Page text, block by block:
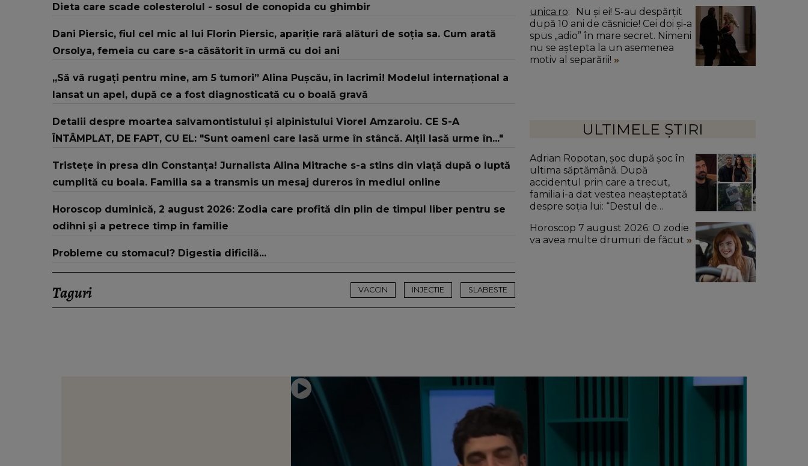
Dieta care scade colesterolul - sosul de conopida cu ghimbir
Dani Piersic, fiul cel mic al lui Florin Piersic, apariție rară alături de soția sa. Cum arată
Orsolya, femeia cu care s-a căsătorit în urmă cu doi ani
„Să vă rugați pentru mine, am 5 tumori” Alina Pușcău, în lacrimi! Modelul internațional a
lansat un apel, după ce a fost diagnosticată cu o boală gravă
Detalii despre moartea salvamontistului şi alpinistului Viorel Amzaroiu. CE S-A
ÎNTÂMPLAT, DE FAPT, CU EL: "Sunt oameni care lasă urme în stâncă. Alții lasă urme în..."
Tristețe în presa din Constanța! Jurnalista Alina Mitrache s-a stins din viață după o luptă
cumplită cu boala. Familia sa a transmis un mesaj dureros în mediul online
Horoscop duminică, 2 august 2026: Zodia care profită din plin de timpul liber pentru se
odihni și a petrece timp în familie
Probleme cu stomacul? Digestia dificilă...
Taguri VACCIN INJECTIE SLABESTE
unica.ro
după 10 ani de căsnicie! Cei doi și-a
spus „adio” în mare secret. Nimeni
nu se aștepta la un asemenea
motiv al separării!
ULTIMELE ȘTIRI
Adrian Ropotan, șoc după șoc în
ultima săptămână. După
accidentul prin care a trecut,
familia i-a dat vestea neașteptată
despre soția lui: “Destul de
Horoscop 7 august 2026: O zodie
va avea multe drumuri de făcut